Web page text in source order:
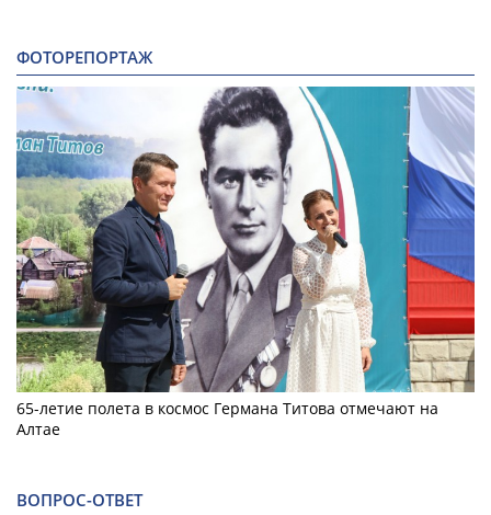
ФОТОРЕПОРТАЖ
65-летие полета в космос Германа Титова отмечают на
Алтае
ВОПРОС-ОТВЕТ